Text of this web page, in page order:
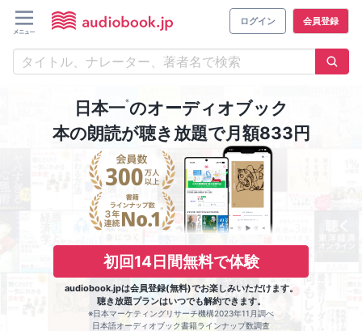
ログイン 会員登録
日本一※のオーディオブック
本の朗読が聴き放題で月額833円
初回14日間無料で体験
audiobook.jpは会員登録(無料)でお楽しみいただけます。
聴き放題プランはいつでも解約できます。
※日本マーケティングリサーチ機構2023年11月調べ
日本語オーディオブック書籍ラインナップ数調査